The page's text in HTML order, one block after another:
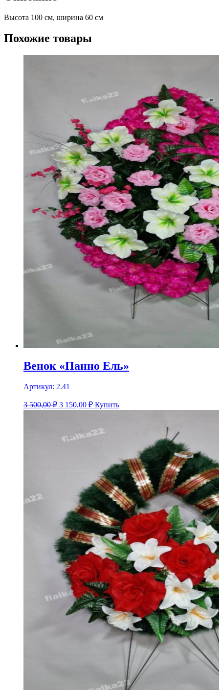
Высота 100 см, ширина 60 см
Похожие товары
Венок «Панно Ель»
Артикул: 2.41
3 500,00 ₽ 3 150,00 ₽ Купить